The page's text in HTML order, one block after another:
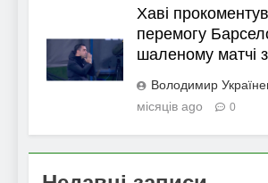
Хаві
перемогу
шаленому матчі
Володимир
місяців ago
0